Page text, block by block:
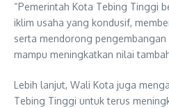
“Pemerintah Kota Tebing Tinggi
iklim usaha yang kondusif,
serta mendorong
mampu meningkatkan nilai
Lebih lanjut, Wali Kota juga
Tebing Tinggi untuk terus